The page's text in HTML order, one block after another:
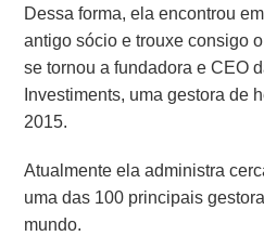
Dessa forma, ela encontrou
antigo sócio e trouxe consigo
se tornou a fundadora e CEO
Investiments, uma gestora de
2015.
Atualmente ela administra
uma das 100 principais
mundo.